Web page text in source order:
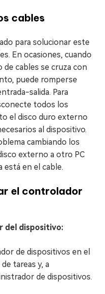
cables
para solucionar este
En ocasiones, cuando
de cables se cruza con
puede romperse
salida. Para
todos los
el disco duro externo
al dispositivo.
cambiando los
externo a otro PC
está en el cable.
el controlador
del dispositivo:
de dispositivos en el
tareas y, a
de dispositivos.